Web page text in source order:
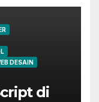
DESAIN
di